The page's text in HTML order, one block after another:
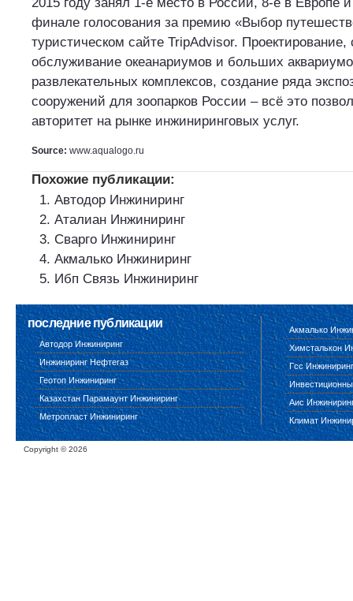
финале голосования за премию «Выбор
туристическом сайте TripAdvisor. Проектирование,
обслуживание океанариумов и больших
развлекательных комплексов, создание ряда
сооружений для зоопарков России – всё это
авторитет на рынке инжиниринговых услуг.
Source: www.aqualogo.ru
Похожие публикации:
Автодор Инжиниринг
Аталиан Инжиниринг
Сварго Инжиниринг
Акмалько Инжиниринг
Ибп Связь Инжиниринг
последние публикации
Автодор Инжиниринг
Инжиниринг Нефтегаз
Геотоп Инжиниринг
Казахстан Парамаунт Инжиниринг
Метропласт Инжиниринг
Акмалько
Химсталькон
Гсс Инжиниринг
Аис
Климат
Copyright ©2026